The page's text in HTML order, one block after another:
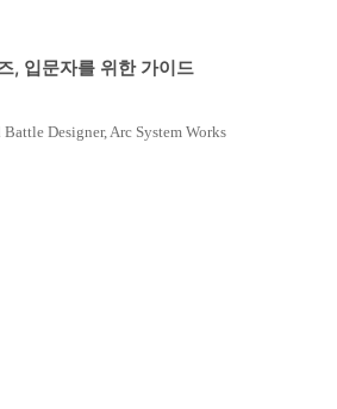
, 입문자를 위한 가이드
Designer, Arc System Works